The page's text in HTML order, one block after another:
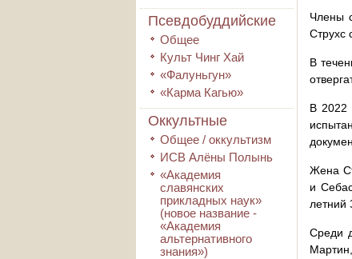
Псевдобуддийские
Общее
Культ Чинг Хай
«Фалуньгун»
«Карма Кагью»
Оккультные
Общее / оккультизм
ИСВ Алёны Полынь
«Академия
славянских
прикладных наук»
(новое название -
«Академия
альтернативного
знания»)
Члены
Струхс
В
В 2022
Жена
и
летний
Среди